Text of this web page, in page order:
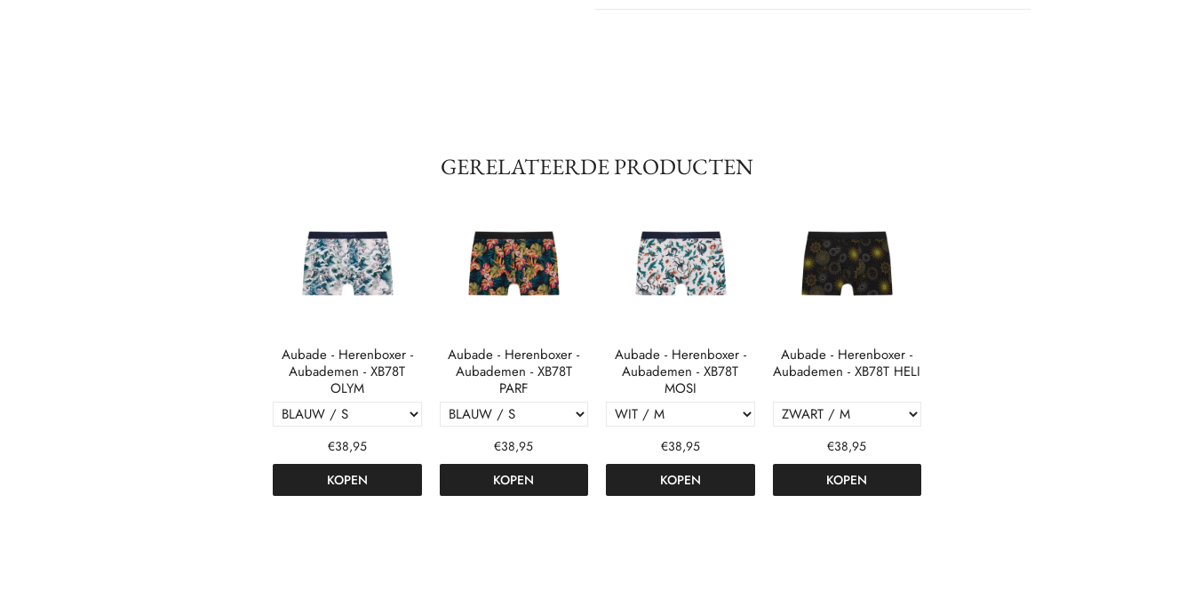
GERELATEERDE PRODUCTEN
Aubade - Herenboxer -
Aubademen - XB78T
OLYM
€38,95
KOPEN
Aubade - Herenboxer -
Aubademen - XB78T
PARF
€38,95
KOPEN
Aubade - Herenboxer -
Aubademen - XB78T
MOSI
€38,95
KOPEN
Aubade - Herenboxer -
Aubademen - XB78T HELI
€38,95
KOPEN